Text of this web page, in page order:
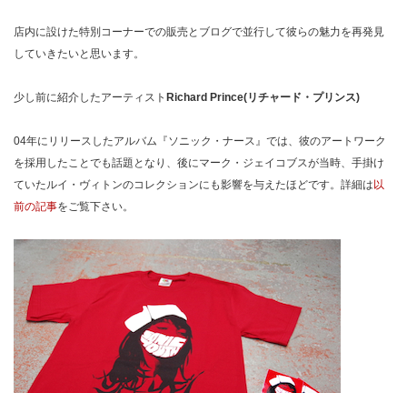
店内に設けた特別コーナーでの販売とブログで並行して彼らの魅力を再発見
していきたいと思います。
少し前に紹介したアーティスト Richard Prince(リチャード・プリンス)
04年にリリースしたアルバム『ソニック・ナース』では、彼のアートワーク
を採用したことでも話題となり、後にマーク・ジェイコブスが当時、手掛け
ていたルイ・ヴィトンのコレクションにも影響を与えたほどです。詳細は 以
前の記事をご覧下さい。